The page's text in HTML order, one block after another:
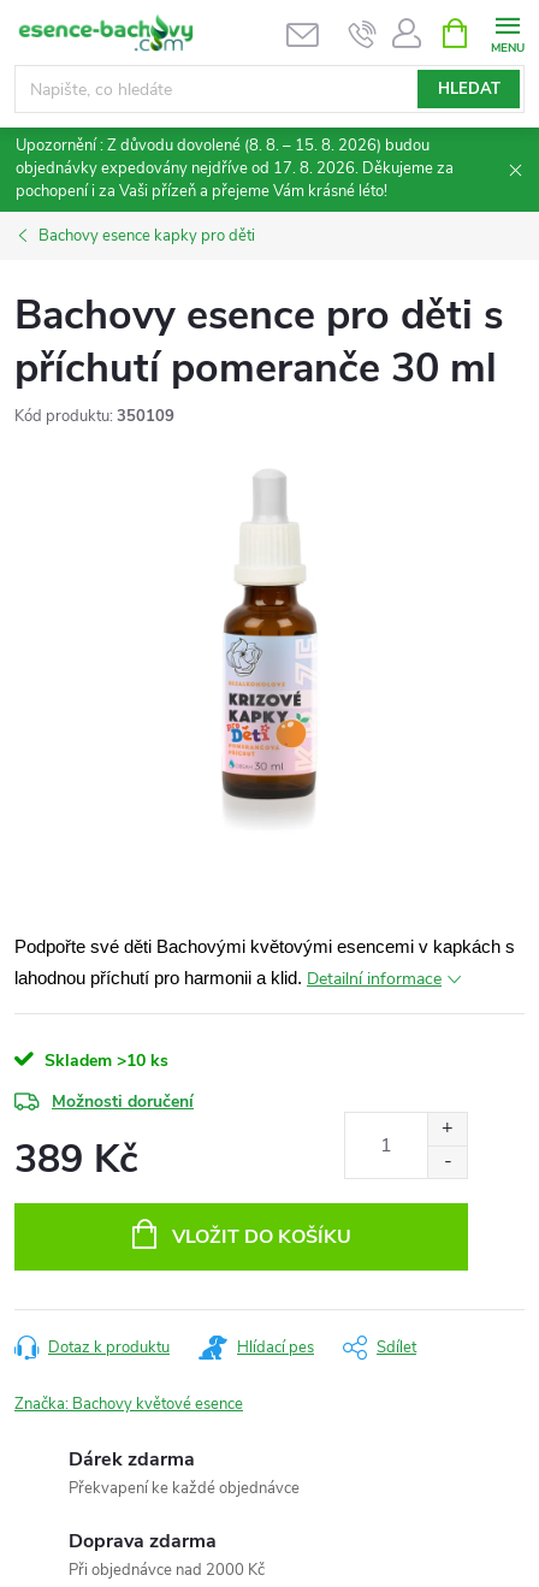
obsah
HLEDAT
NÁKUPNÍ
KOŠÍK
Upozornění : Z důvodu dovolené (8. 8. – 15. 8. 2026) budou
objednávky expedovány nejdříve od 17. 8. 2026. Děkujeme za
pochopení i za Vaši přízeň a přejeme Vám krásné léto!
Bachovy esence kapky pro děti
Bachovy esence pro děti s
příchutí pomeranče 30 ml
Kód produktu: 350109
Podpořte své děti Bachovými květovými esencemi v kapkách s
lahodnou příchutí pro harmonii a klid. Detailní informace
Skladem >10 ks
Možnosti doručení
389 Kč
VLOŽIT DO KOŠÍKU
Dotaz k produktu Hlídací pes Sdílet
Značka: Bachovy květové esence
Dárek zdarma
Překvapení ke každé objednávce
Doprava zdarma
Při objednávce nad 2000 Kč